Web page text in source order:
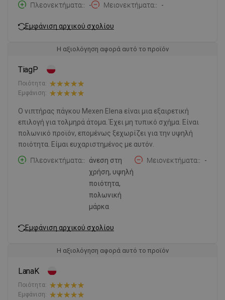
Πλεονεκτήματα:
- Μειονεκτήματα: -
Εμφάνιση αρχικού σχολίου
Η αξιολόγηση αφορά αυτό το προϊόν
TiagP
Ποιότητα:
Εμφάνιση:
Ο νιπτήρας πάγκου Mexen Elena είναι μια εξαιρετική
επιλογή για τολμηρά άτομα. Έχει μη τυπικό σχήμα. Είναι
πολωνικό προϊόν, επομένως ξεχωρίζει για την υψηλή
ποιότητα. Είμαι ευχαριστημένος με αυτόν.
Πλεονεκτήματα:
άνεση στη
χρήση, υψηλή
ποιότητα,
πολωνική
μάρκα
Μειονεκτήματα: -
Εμφάνιση αρχικού σχολίου
Η αξιολόγηση αφορά αυτό το προϊόν
LanaK
Ποιότητα:
Εμφάνιση: